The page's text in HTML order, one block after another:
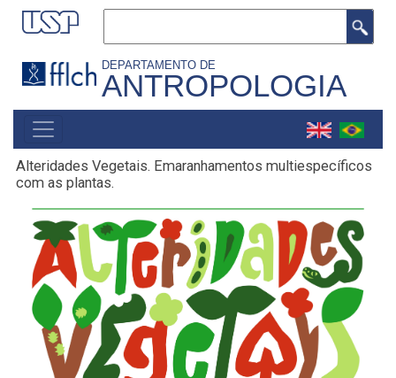
Pular
para
conteúdo
principal
DEPARTAMENTO DE
ANTROPOLOGIA
MAIN
NAVIGATION
Alteridades Vegetais. Emaranhamentos multiespecíficos
com as plantas.